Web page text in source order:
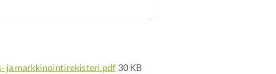
ja markkinointirekisteri.pdf 30 KB